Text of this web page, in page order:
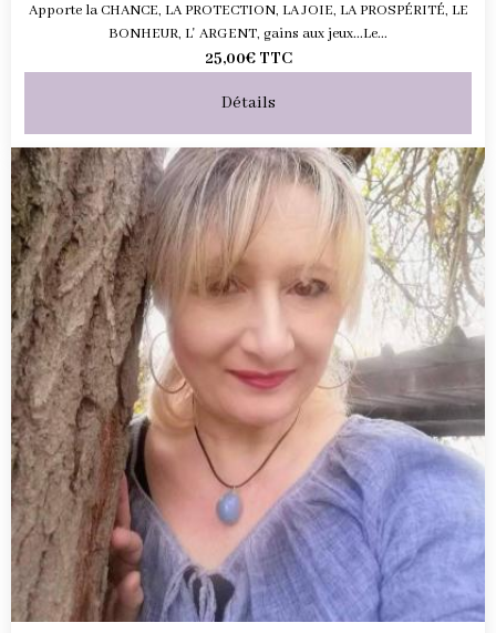
Apporte la CHANCE, LA PROTECTION, LA JOIE, LA PROSPÉRITÉ, LE
BONHEUR, L' ARGENT, gains aux jeux...Le...
25,00€ TTC
Détails